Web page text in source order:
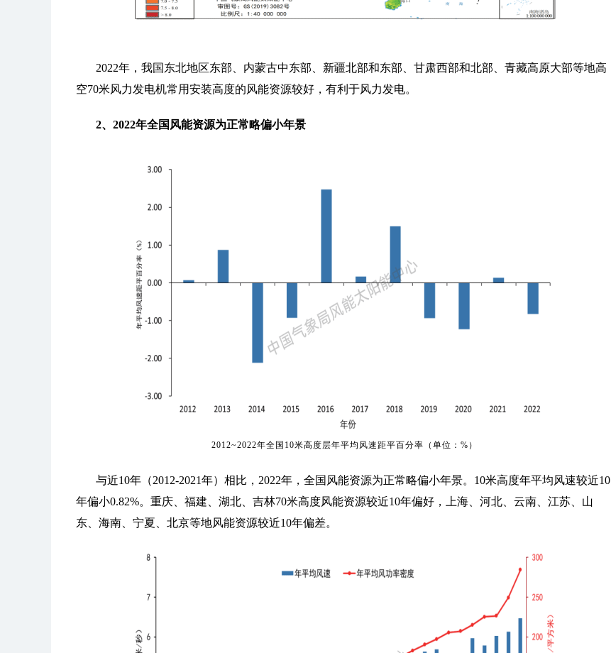
2022年，我国东北地区东部、内蒙古中东部、新疆北部和东部、甘肃西部和北部、青藏高原大部等地高
空70米风力发电机常用安装高度的风能资源较好，有利于风力发电。
2、2022年全国风能资源为正常略偏小年景
2012~2022年全国10米高度层年平均风速距平百分率（单位：%）
与近10年（2012-2021年）相比，2022年，全国风能资源为正常略偏小年景。10米高度年平均风速较近10
年偏小0.82%。重庆、福建、湖北、吉林70米高度风能资源较近10年偏好，上海、河北、云南、江苏、山
东、海南、宁夏、北京等地风能资源较近10年偏差。